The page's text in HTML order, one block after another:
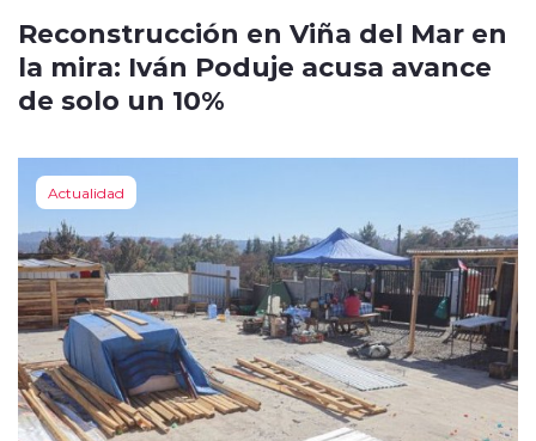
Reconstrucción en Viña del Mar en
la mira: Iván Poduje acusa avance
de solo un 10%
Actualidad